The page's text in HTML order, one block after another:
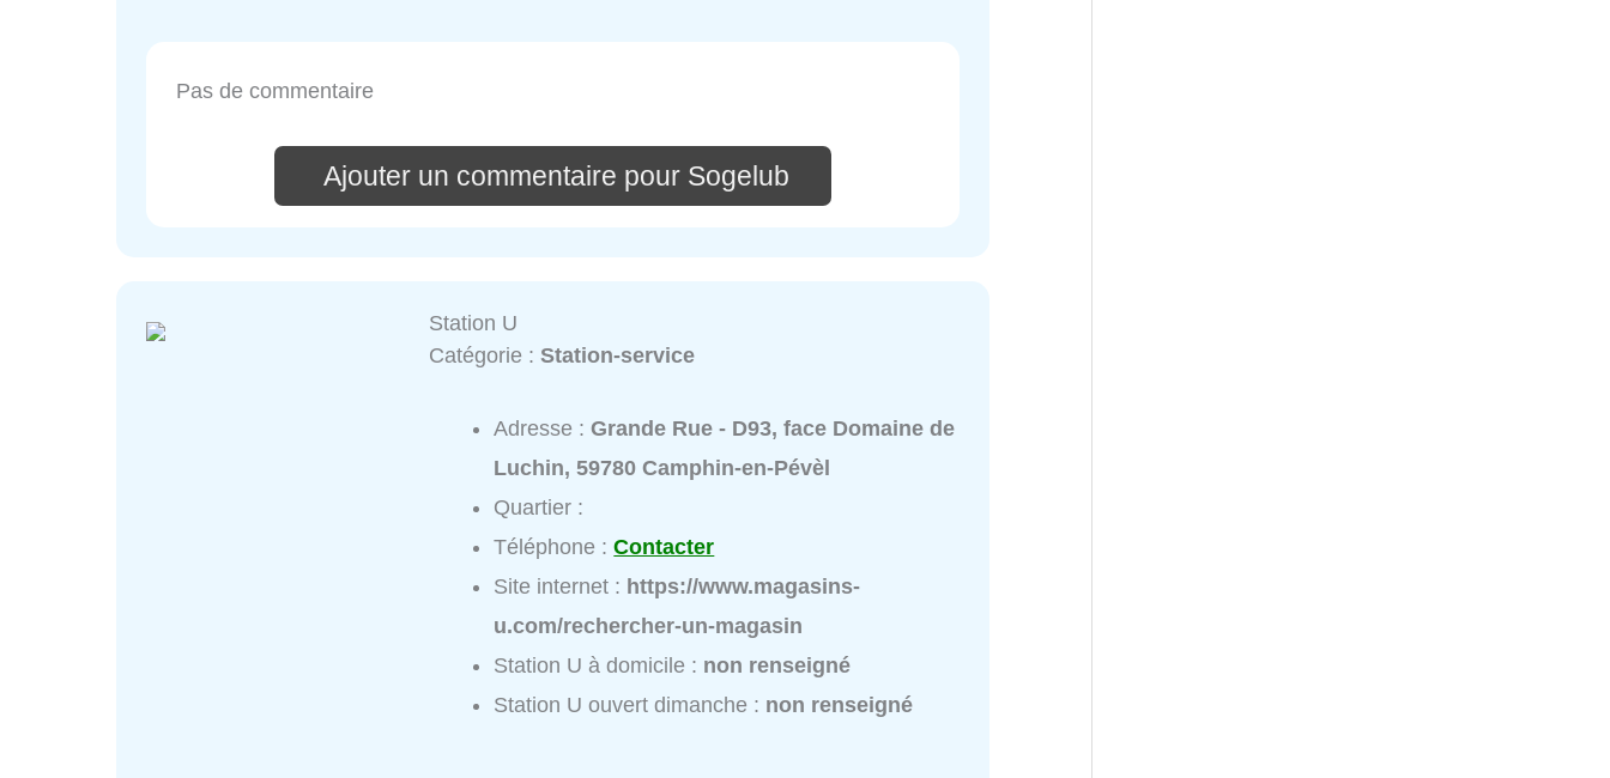
Pas de commentaire
Ajouter un commentaire pour Sogelub
Station U
Catégorie :Station-service
Adresse :Grande Rue - D93, face Domaine de
Luchin, 59780 Camphin-en-Pévèl
Quartier :
Téléphone :Contacter
Site internet : https://www.magasins-
u.com/rechercher-un-magasin
Station U à domicile : non renseigné
Station U ouvert dimanche : non renseigné